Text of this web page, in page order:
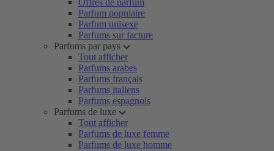
Offres de parfum
Parfum populaire
Parfum unisexe
Parfums sur facture
Parfums par pays
Tout afficher
Parfums arabes
Parfums français
Parfums italiens
Parfums espagnols
Parfums de luxe
Tout afficher
Parfums de luxe femme
Parfums de luxe homme